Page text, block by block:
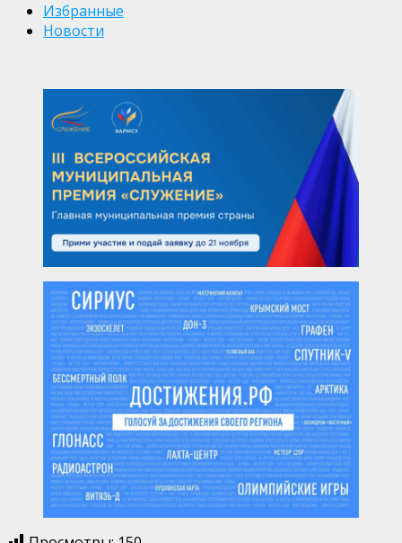
Избранные
Новости